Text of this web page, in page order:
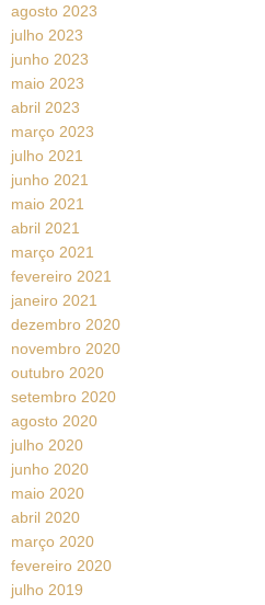
agosto 2023
julho 2023
junho 2023
maio 2023
abril 2023
março 2023
julho 2021
junho 2021
maio 2021
abril 2021
março 2021
fevereiro 2021
janeiro 2021
dezembro 2020
novembro 2020
outubro 2020
setembro 2020
agosto 2020
julho 2020
junho 2020
maio 2020
abril 2020
março 2020
fevereiro 2020
julho 2019